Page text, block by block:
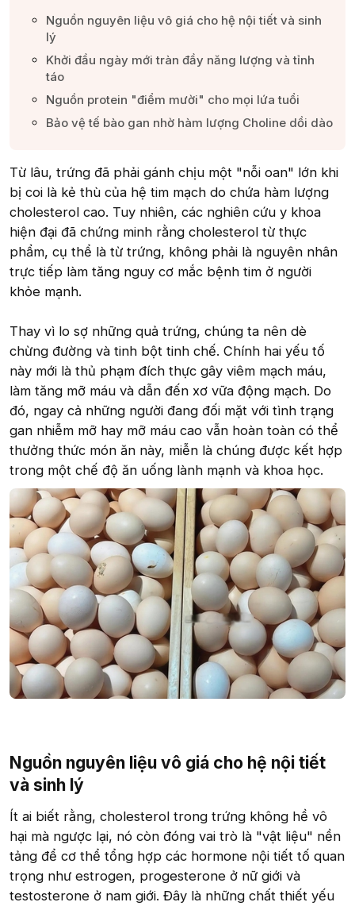
Nguồn nguyên liệu vô giá cho hệ nội tiết và sinh
lý​
Khởi đầu ngày mới tràn đầy năng lượng và tỉnh
táo​
Nguồn protein "điểm mười" cho mọi lứa tuổi​
Bảo vệ tế bào gan nhờ hàm lượng Choline dồi dào​
Từ lâu, trứng đã phải gánh chịu một "nỗi oan" lớn khi
bị coi là kẻ thù của hệ tim mạch do chứa hàm lượng
cholesterol cao. Tuy nhiên, các nghiên cứu y khoa
hiện đại đã chứng minh rằng cholesterol từ thực
phẩm, cụ thể là từ trứng, không phải là nguyên nhân
trực tiếp làm tăng nguy cơ mắc bệnh tim ở người
khỏe mạnh.
Thay vì lo sợ những quả trứng, chúng ta nên dè
chừng đường và tinh bột tinh chế. Chính hai yếu tố
này mới là thủ phạm đích thực gây viêm mạch máu,
làm tăng mỡ máu và dẫn đến xơ vữa động mạch. Do
đó, ngay cả những người đang đối mặt với tình trạng
gan nhiễm mỡ hay mỡ máu cao vẫn hoàn toàn có thể
thưởng thức món ăn này, miễn là chúng được kết hợp
trong một chế độ ăn uống lành mạnh và khoa học.
Nguồn nguyên liệu vô giá cho hệ nội tiết
và sinh lý​
Ít ai biết rằng, cholesterol trong trứng không hề vô
hại mà ngược lại, nó còn đóng vai trò là "vật liệu" nền
tảng để cơ thể tổng hợp các hormone nội tiết tố quan
trọng như estrogen, progesterone ở nữ giới và
testosterone ở nam giới. Đây là những chất thiết yếu